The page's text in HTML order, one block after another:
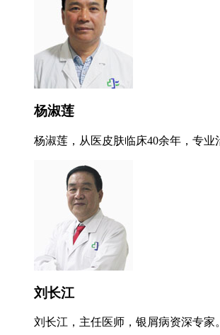
杨淑莲
杨淑莲，从医皮肤临床40余年，专
刘长江
刘长江，主任医师，银屑病资深专